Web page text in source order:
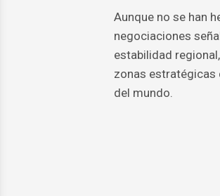
Aunque no se han
negociaciones
estabilidad
zonas estratégicas
del mundo.